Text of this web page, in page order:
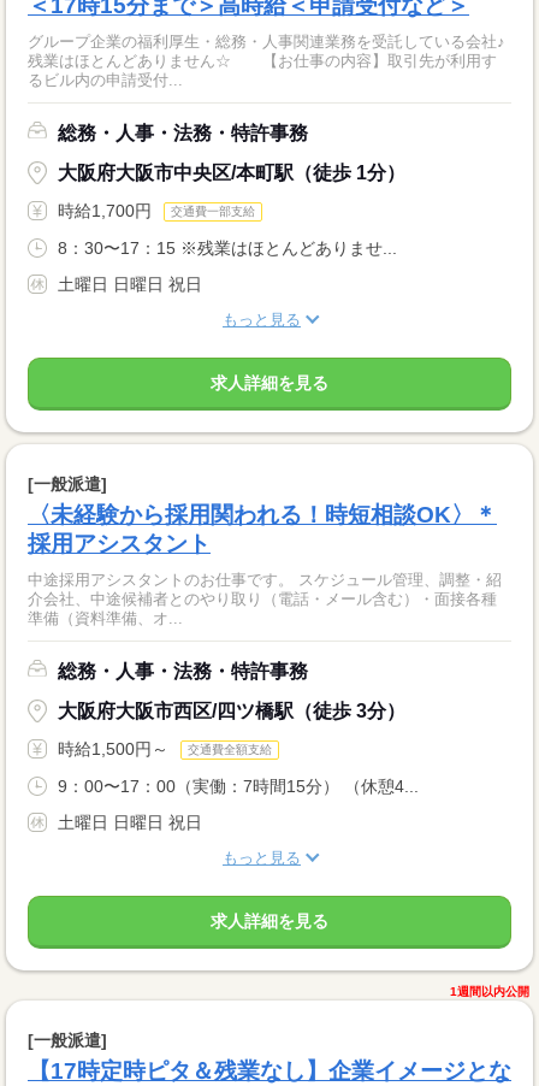
グループ企業の福利厚生・総務・人事関連業務を受託している会社♪
残業はほとんどありません☆ 【お仕事の内容】取引先が利用す
るビル内の申請受付...
総務・人事・法務・特許事務
大阪府大阪市中央区/本町駅（徒歩 1分）
時給1,700円 交通費一部支給
8：30〜17：15 ※残業はほとんどありませ...
土曜日 日曜日 祝日
もっと見る
求人詳細を見る
[一般派遣]
〈未経験から採用関われる！時短相談OK〉＊
採用アシスタント
中途採用アシスタントのお仕事です。 スケジュール管理、調整・紹
介会社、中途候補者とのやり取り（電話・メール含む）・面接各種
準備（資料準備、オ...
総務・人事・法務・特許事務
大阪府大阪市西区/四ツ橋駅（徒歩 3分）
時給1,500円～ 交通費全額支給
9：00〜17：00（実働：7時間15分） （休憩4...
土曜日 日曜日 祝日
もっと見る
求人詳細を見る
1週間以内公開
[一般派遣]
【17時定時ピタ＆残業なし】企業イメージとな